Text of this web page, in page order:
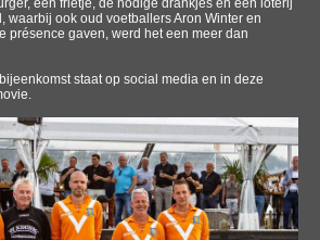
waarbij ook oud voetballers Aron Winter en
présence gaven, werd het een meer dan
staat op social media en in deze